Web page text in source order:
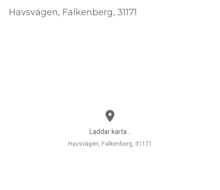
Havsvägen, Falkenberg, 31171
Laddar karta...
Havsvägen, Falkenberg, 31171